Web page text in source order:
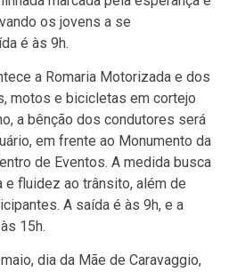
os jovens a se
é às 9h.
a Romaria Motorizada e dos
motos e bicicletas em cortejo
a bênção dos condutores será
em frente ao Monumento da
de Eventos. A medida busca
fluidez ao trânsito, além de
A saída é às 9h, e a
15h.
dia da Mãe de Caravaggio,